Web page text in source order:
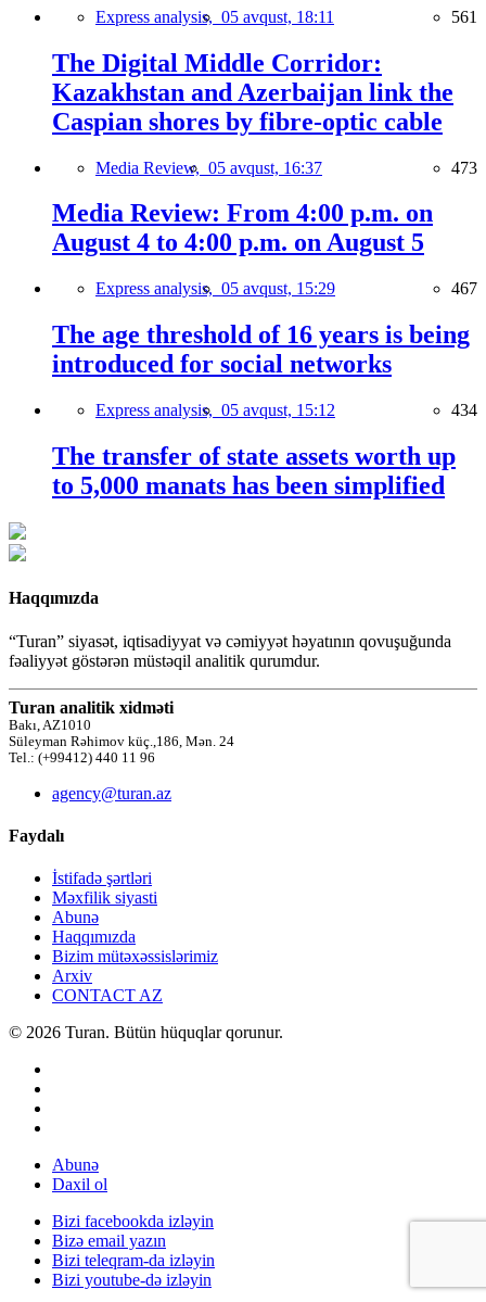
Express analysis, 05 avqust, 18:11 561
The Digital Middle Corridor:
Kazakhstan and Azerbaijan link the
Caspian shores by fibre-optic cable
Media Review, 05 avqust, 16:37 473
Media Review: From 4:00 p.m. on
August 4 to 4:00 p.m. on August 5
Express analysis, 05 avqust, 15:29 467
The age threshold of 16 years is being
introduced for social networks
Express analysis, 05 avqust, 15:12 434
The transfer of state assets worth up
to 5,000 manats has been simplified
Haqqımızda
“Turan” siyasət, iqtisadiyyat və cəmiyyət həyatının qovuşuğunda
fəaliyyət göstərən müstəqil analitik qurumdur.
Turan analitik xidməti
Bakı, AZ1010
Süleyman Rəhimov küç.,186, Mən. 24
Tel.: (+99412) 440 11 96
agency@turan.az
Faydalı
İstifadə şərtləri
Məxfilik siyasti
Abunə
Haqqımızda
Bizim mütəxəssislərimiz
Arxiv
CONTACT AZ
© 2026 Turan. Bütün hüquqlar qorunur.
Abunə
Daxil ol
Bizi facebookda izləyin
Bizə email yazın
Bizi teleqram-da izləyin
Bizi youtube-də izləyin